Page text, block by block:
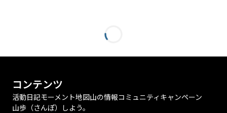
コンテンツ
活動日記モーメント地図山の情報コミュニティ キャンペーン
山歩（さんぽ）しよう。